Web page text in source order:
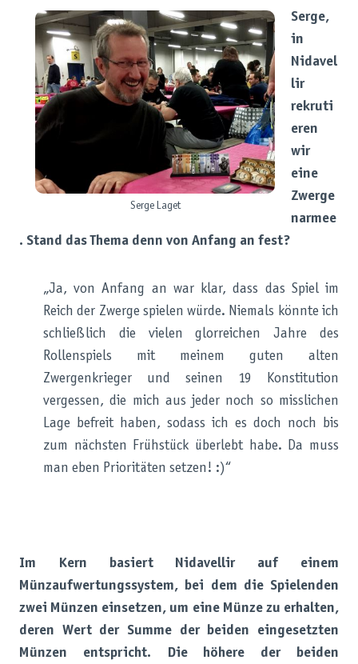
Serge Laget
Serge,
in
Nidavel
lir
rekruti
eren
wir
eine
Zwerge
narmee
. Stand das Thema denn von Anfang an fest?
„Ja, von Anfang an war klar, dass das Spiel im
Reich der Zwerge spielen würde. Niemals könnte ich
schließlich die vielen glorreichen Jahre des
Rollenspiels mit meinem guten alten
Zwergenkrieger und seinen 19 Konstitution
vergessen, die mich aus jeder noch so misslichen
Lage befreit haben, sodass ich es doch noch bis
zum nächsten Frühstück überlebt habe. Da muss
man eben Prioritäten setzen! :)“
Im Kern basiert Nidavellir auf einem
Münzaufwertungssystem, bei dem die Spielenden
zwei Münzen einsetzen, um eine Münze zu erhalten,
deren Wert der Summe der beiden eingesetzten
Münzen entspricht. Die höhere der beiden